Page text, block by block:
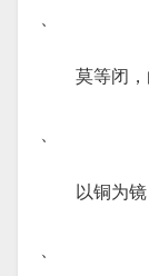
、
莫等闭
、
以铜为
、